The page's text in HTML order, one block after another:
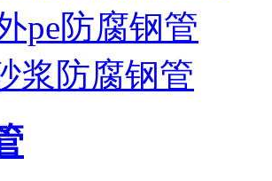
pe防腐钢管
浆防腐钢管